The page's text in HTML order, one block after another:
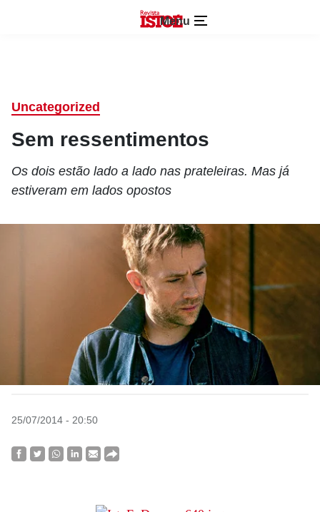
Menu
Uncategorized
Sem ressentimentos
Os dois estão lado a lado nas prateleiras. Mas já
estiveram em lados opostos
25/07/2014 - 20:50